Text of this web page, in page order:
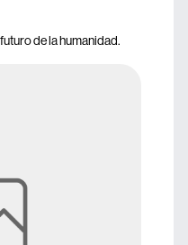
de la humanidad.